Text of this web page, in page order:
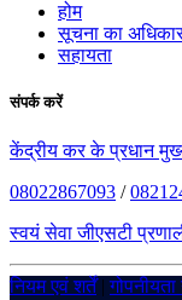
होम
सूचना का
सहायता
संपर्क करें
केंद्रीय कर के प्रधान
08022867093 /
स्वयं सेवा जीएसटी
नियम एवं शर्तें|गोपनीयता